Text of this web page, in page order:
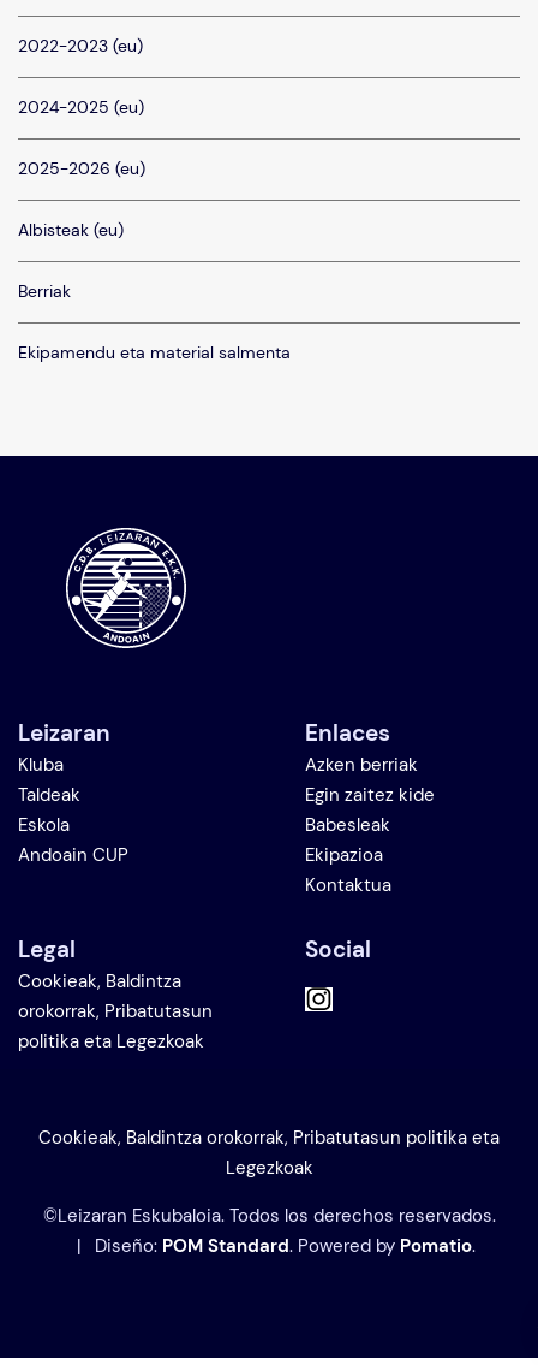
2022-2023 (eu)
2024-2025 (eu)
2025-2026 (eu)
Albisteak (eu)
Berriak
Ekipamendu eta material salmenta
Leizaran
Kluba
Taldeak
Eskola
Andoain CUP
Enlaces
Azken berriak
Egin zaitez kide
Babesleak
Ekipazioa
Kontaktua
Legal
Cookieak, Baldintza
orokorrak, Pribatutasun
politika eta Legezkoak
Social
Cookieak, Baldintza orokorrak, Pribatutasun politika eta
Legezkoak
©Leizaran Eskubaloia. Todos los derechos reservados.
| Diseño: POM Standard. Powered by Pomatio.